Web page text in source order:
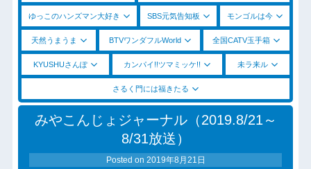
ゆっこのハンズマン大好き SBS元気告知板 モンゴルは今
天然うまうま BTVワンダフルWorld 全国CATV玉手箱
KYUSHUさんぽ カンパイ!!ツマミッケ!! 未ラ来ル
さるく門には福きたる
みやこんじょジャーナル（2019.8/21～
8/31放送）
Posted on 2019年8月21日